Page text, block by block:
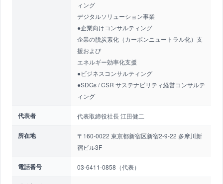
ィング
デジタルソリューション事業
●企業向けコンサルティング
企業の脱炭素化（カーボンニュートラル化）支
援および
エネルギー効率化支援
●ビジネスコンサルティング
●SDGs / CSR サステナビリティ経営コンサルテ
ィング
代表者 代表取締役社長 江田健二
所在地
〒160-0022 東京都新宿区新宿2-9-22 多摩川新
宿ビル3F
電話番号 03-6411-0858（代表）